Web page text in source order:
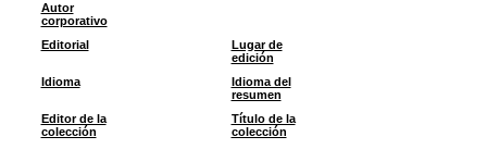
Autor
corporativo
Editorial
Lugar de
edición
Idioma
Idioma del
resumen
Editor de la
colección
Título de la
colección